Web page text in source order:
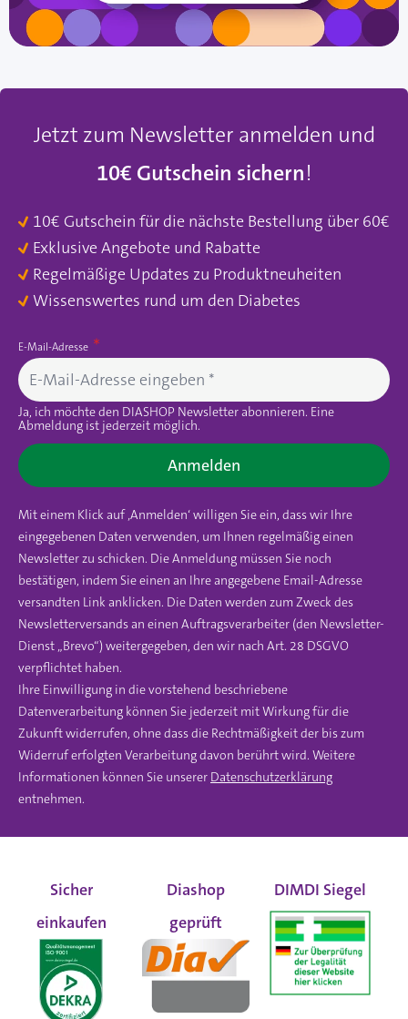
Jetzt zum Newsletter anmelden und
10€ Gutschein sichern!
10€ Gutschein für die nächste Bestellung über 60€
Exklusive Angebote und Rabatte
Regelmäßige Updates zu Produktneuheiten
Wissenswertes rund um den Diabetes
E-Mail-Adresse
Ja, ich möchte den DIASHOP Newsletter abonnieren. Eine
Abmeldung ist jederzeit möglich.
Anmelden
Mit einem Klick auf ‚Anmelden‘ willigen Sie ein, dass wir Ihre
eingegebenen Daten verwenden, um Ihnen regelmäßig einen
Newsletter zu schicken. Die Anmeldung müssen Sie noch
bestätigen, indem Sie einen an Ihre angegebene Email-Adresse
versandten Link anklicken. Die Daten werden zum Zweck des
Newsletterversands an einen Auftragsverarbeiter (den Newsletter-
Dienst „Brevo“) weitergegeben, den wir nach Art. 28 DSGVO
verpflichtet haben.
Ihre Einwilligung in die vorstehend beschriebene
Datenverarbeitung können Sie jederzeit mit Wirkung für die
Zukunft widerrufen, ohne dass die Rechtmäßigkeit der bis zum
Widerruf erfolgten Verarbeitung davon berührt wird. Weitere
Informationen können Sie unserer Datenschutzerklärung
entnehmen.
Sicher
einkaufen
Diashop
geprüft
DIMDI Siegel